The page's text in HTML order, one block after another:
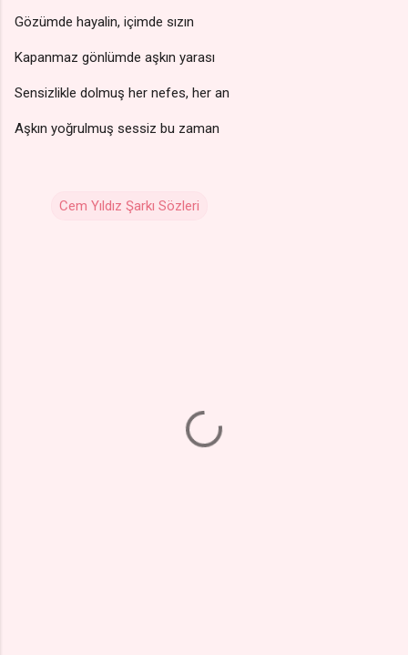
Gözümde hayalin, içimde sızın
Kapanmaz gönlümde aşkın yarası
Sensizlikle dolmuş her nefes, her an
Aşkın yoğrulmuş sessiz bu zaman
Cem Yıldız Şarkı Sözleri